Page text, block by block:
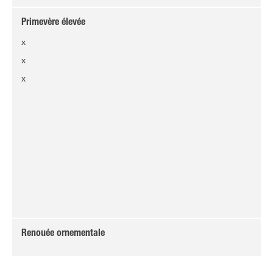
Primevère élevée
x
x
x
Renouée ornementale